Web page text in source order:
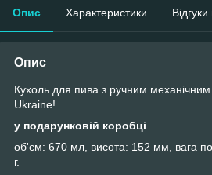
Опис Характеристики
Опис
Кухоль для пива з ручним
Ukraine!
у подарунковій коробці
об'єм: 670 мл, висота: 152 мм, вага
г.